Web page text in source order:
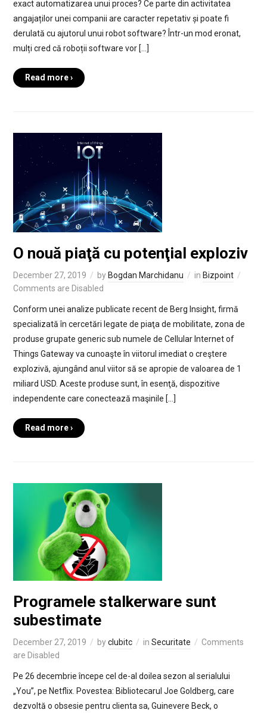
exact automatizarea unui proces? Ce parte din activitatea
angajaților unei companii are caracter repetativ și poate fi
derulată cu ajutorul unui robot software? Într-un mod eronat,
mulți cred că roboții software vor […]
Read more ›
O nouă piaţă cu potenţial exploziv
December 27, 2019 by Bogdan Marchidanu in Bizpoint
Comments are Disabled
Conform unei analize publicate recent de Berg Insight, firmă
specializată în cercetări legate de piaţa de mobilitate, zona de
produse grupate generic sub numele de Cellular Internet of
Things Gateway va cunoaşte în viitorul imediat o creştere
explozivă, ajungând anul viitor să se apropie de valoarea de 1
miliard USD. Aceste produse sunt, în esenţă, dispozitive
independente care conectează maşinile […]
Read more ›
Programele stalkerware sunt
subestimate
December 27, 2019 byclubitc in Securitate
Comments
are Disabled
Pe 26 decembrie începe cel de-al doilea sezon al serialului
„You”, pe Netflix. Povestea: Bibliotecarul Joe Goldberg, care
dezvoltă o obsesie pentru clienta sa, Guinevere Beck, o